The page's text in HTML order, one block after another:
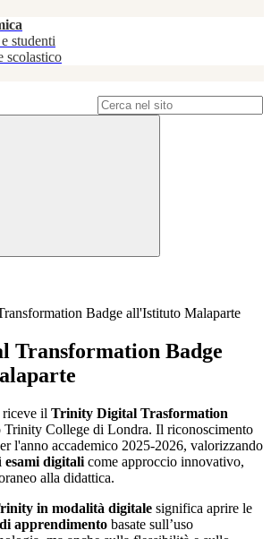
studenti
scolastico
Badge all'Istituto Malaparte
Transformation Badge
riceve il Trinity Digital Trasformation
Trinity College di Londra. Il riconoscimento
l'anno accademico 2025-2026, valorizzando
esami digitali come approccio innovativo,
alla didattica.
in modalità digitale significa aprire le
apprendimento basate sull’uso